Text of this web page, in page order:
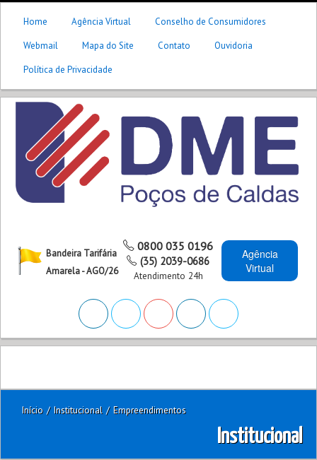
Home Agência Virtual
Conselho de Consumidores
Webmail
Mapa do Site Contato
Ouvidoria
Política de Privacidade
Bandeira Tarifária
Amarela - AGO/26
0800 035 0196
(35) 2039-0686
Atendimento 24h
Agência
Virtual
Início / Institucional / Empreendimentos
Institucional